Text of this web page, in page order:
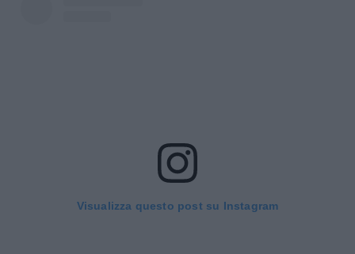
Visualizza questo post su Instagram